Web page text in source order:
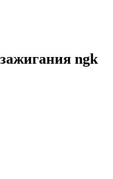
ngk